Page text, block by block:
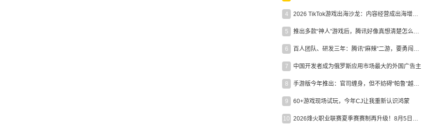
4 2026 TikTok游戏出海沙龙：内容经营成出海增长新引擎
5 推出多款“神人”游戏后，腾讯好像真想清楚怎么做二次元了
6 百人团队、研发三年：腾讯“麻辣”二游，要勇闯男性恋爱市场
7 中国开发者成为俄罗斯应用市场最大的外国广告主
8 手游版今年推出：官司缠身，但不妨碍“帕鲁”越来越火
9 60+游戏现场试玩，今年CJ让我重新认识鸿蒙
10 2026烽火职业联赛夏季赛赛制再升级！8月5日起24支战队集结开战！